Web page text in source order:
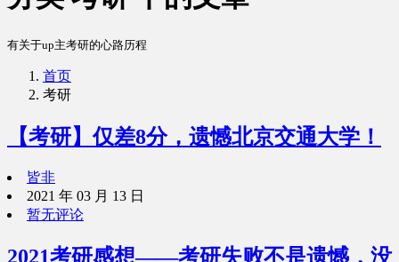
有关于up主考研的心路历程
首页
考研
【考研】仅差8分，遗憾北京交通大学！
皆非
2021 年 03 月 13 日
暂无评论
2021考研感想——考研失败不是遗憾，没